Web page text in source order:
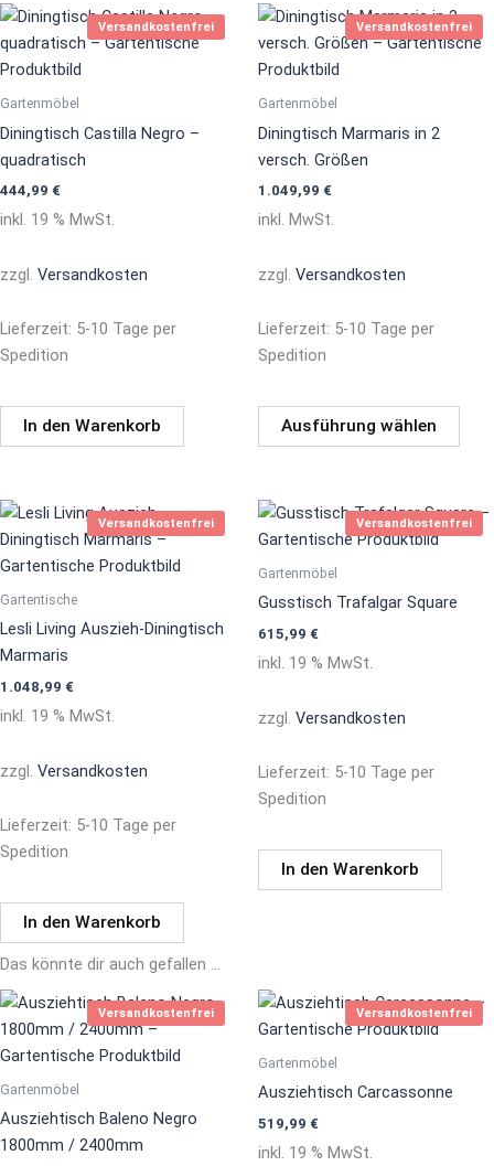
Versandkostenfrei
Gartenmöbel
Diningtisch Castilla Negro –
quadratisch
444,99 €
inkl. 19 % MwSt.
zzgl. Versandkosten
Lieferzeit: 5-10 Tage per
Spedition
In den Warenkorb
Versandkostenfrei
Gartenmöbel
Diningtisch Marmaris in 2
versch. Größen
1.049,99 €
inkl. MwSt.
zzgl. Versandkosten
Lieferzeit: 5-10 Tage per
Spedition
Ausführung wählen
Versandkostenfrei
Gartentische
Lesli Living Auszieh-Diningtisch
Marmaris
1.048,99 €
inkl. 19 % MwSt.
zzgl. Versandkosten
Lieferzeit: 5-10 Tage per
Spedition
In den Warenkorb
Versandkostenfrei
Gartenmöbel
Gusstisch Trafalgar Square
615,99 €
inkl. 19 % MwSt.
zzgl. Versandkosten
Lieferzeit: 5-10 Tage per
Spedition
In den Warenkorb
Das könnte dir auch gefallen …
Versandkostenfrei
Gartenmöbel
Ausziehtisch Baleno Negro
1800mm / 2400mm
Versandkostenfrei
Gartenmöbel
Ausziehtisch Carcassonne
519,99 €
inkl. 19 % MwSt.